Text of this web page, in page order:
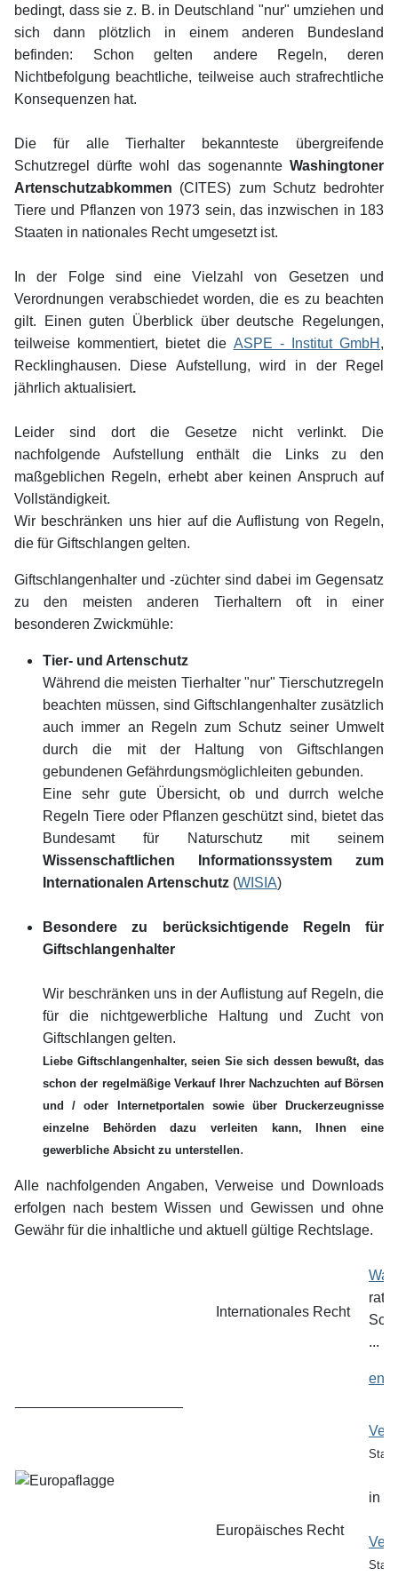
bedingt, dass sie z. B. in Deutschland "nur" umziehen und
sich dann plötzlich in einem anderen Bundesland
befinden: Schon gelten andere Regeln, deren
Nichtbefolgung beachtliche, teilweise auch strafrechtliche
Konsequenzen hat.
Die für alle Tierhalter bekannteste übergreifende
Schutzregel dürfte wohl das sogenannte Washingtoner
Artenschutzabkommen (CITES) zum Schutz bedrohter
Tiere und Pflanzen von 1973 sein, das inzwischen in 183
Staaten in nationales Recht umgesetzt ist.
In der Folge sind eine Vielzahl von Gesetzen und
Verordnungen verabschiedet worden, die es zu beachten
gilt. Einen guten Überblick über deutsche Regelungen,
teilweise kommentiert, bietet die ASPE - Institut GmbH ,
Recklinghausen. Diese Aufstellung, wird in der Regel
jährlich aktualisiert.
Leider sind dort die Gesetze nicht verlinkt. Die
nachfolgende Aufstellung enthält die Links zu den
maßgeblichen Regeln, erhebt aber keinen Anspruch auf
Vollständigkeit.
Wir beschränken uns hier auf die Auflistung von Regeln,
die für Giftschlangen gelten.
Giftschlangenhalter und -züchter sind dabei im Gegensatz
zu den meisten anderen Tierhaltern oft in einer
besonderen Zwickmühle:
Tier- und Artenschutz
Während die meisten Tierhalter "nur" Tierschutzregeln
beachten müssen, sind Giftschlangenhalter zusätzlich
auch immer an Regeln zum Schutz seiner Umwelt
durch die mit der Haltung von Giftschlangen
gebundenen Gefährdungsmöglichleiten gebunden.
Eine sehr gute Übersicht, ob und durrch welche
Regeln Tiere oder Pflanzen geschützt sind, bietet das
Bundesamt für Naturschutz mit seinem
Wissenschaftlichen Informationssystem zum
Internationalen Artenschutz (WISIA)
Besondere zu berücksichtigende Regeln für
Giftschlangenhalter
Wir beschränken uns in der Auflistung auf Regeln, die
für die nichtgewerbliche Haltung und Zucht von
Giftschlangen gelten.
Liebe Giftschlangenhalter, seien Sie sich dessen bewußt, das
schon der regelmäßige Verkauf Ihrer Nachzuchten auf Börsen
und / oder Internetportalen sowie über Druckerzeugnisse
einzelne Behörden dazu verleiten kann, Ihnen eine
gewerbliche Absicht zu unterstellen.
Alle nachfolgenden Angaben, Verweise und Downloads
erfolgen nach bestem Wissen und Gewissen und ohne
Gewähr für die inhaltliche und aktuell gültige Rechtslage.
Internationales Recht
...
Europäisches Recht
in